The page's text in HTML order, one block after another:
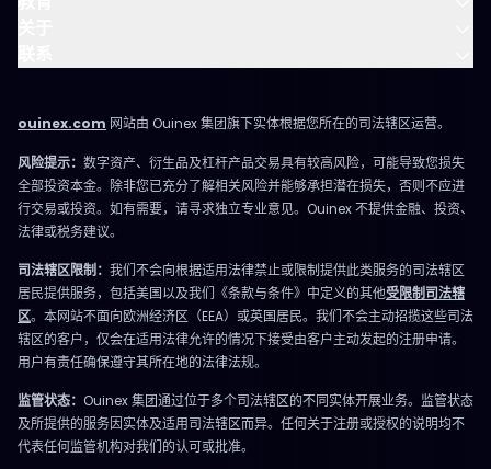
ouinex.com 网站由 Ouinex 集团旗下实体根据您所在的司法辖区运营。
风险提示： 数字资产、衍生品及杠杆产品交易具有较高风险，可能导致您损失
全部投资本金。除非您已充分了解相关风险并能够承担潜在损失，否则不应进
行交易或投资。如有需要，请寻求独立专业意见。Ouinex 不提供金融、投资、
法律或税务建议。
司法辖区限制： 我们不会向根据适用法律禁止或限制提供此类服务的司法辖区
居民提供服务，包括美国以及我们《条款与条件》中定义的其他受限制司法辖
区。本网站不面向欧洲经济区（EEA）或英国居民。我们不会主动招揽这些司法
辖区的客户，仅会在适用法律允许的情况下接受由客户主动发起的注册申请。
用户有责任确保遵守其所在地的法律法规。
监管状态： Ouinex 集团通过位于多个司法辖区的不同实体开展业务。监管状态
及所提供的服务因实体及适用司法辖区而异。任何关于注册或授权的说明均不
代表任何监管机构对我们的认可或批准。